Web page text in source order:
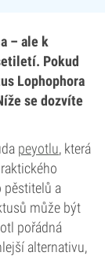
– ale k
Pokud
Lophophora
se dozvíte
peyotlu, která
pěstitelů a
může být
pořádná
alternativu,